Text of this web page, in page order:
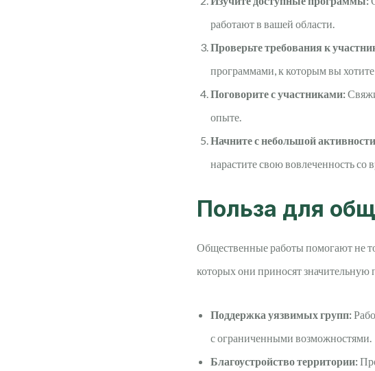
работают в вашей области.
Проверьте требования к
программами, к которым вы
Поговорите с участниками:
опыте.
Начните с небольшой
нарастите свою вовлеченность со
Польза для
Общественные работы помогают не
которых они приносят значительную
Поддержка уязвимых групп:
с ограниченными возможностями.
Благоустройство территории: